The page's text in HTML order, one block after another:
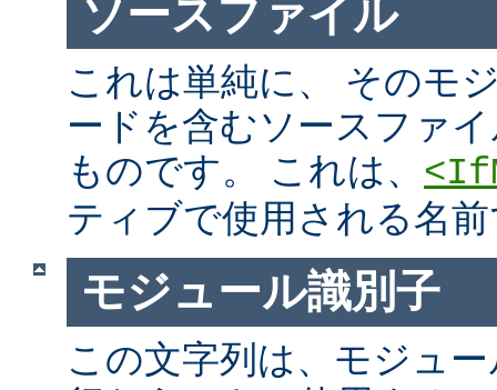
ソースファイル
これは単純に、 そのモ
ードを含むソースファ
ものです。 これは、
ティブで使用される名
モジュール識別子
この文字列は、モジュ